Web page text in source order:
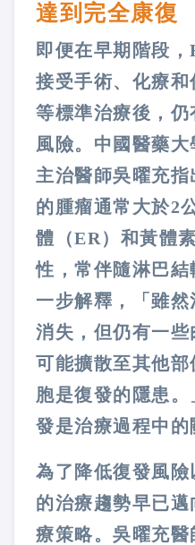
達到完全康復
即便在早期階段
接受手術、化療
等標準治療後，
風險。中國醫藥
主治醫師吳曜充
的腫瘤通常大於2
體（ER）和黃體
性，常伴隨淋巴
一步解釋，「雖
消失，但仍有一
可能擴散至其他部
胞是復發的隱患
發是治療過程中的
為了降低復發風
的治療趨勢早已
療策略。吳曜充醫